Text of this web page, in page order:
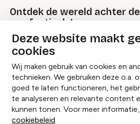
Deze website maakt
cookies
Wij maken gebruik van cookies en
technieken. We gebruiken deze o.a.
goed te laten functioneren, het
te analyseren en relevante content
kunnen tonen. Voor meer
cookiebeleid.
Ontdek de wereld achter
van festivals!
Lees onze Festival
InstagramFacebookLinkedIn